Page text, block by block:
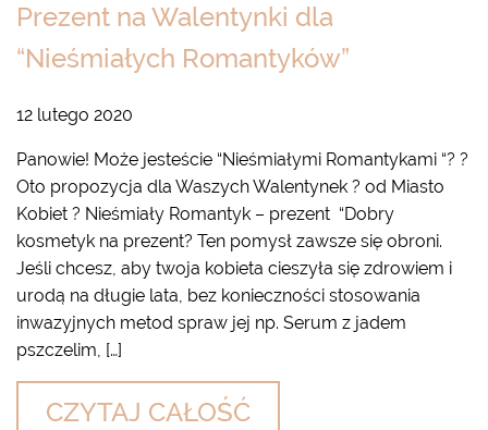
Prezent na Walentynki dla
“Nieśmiałych Romantyków”
12 lutego 2020
Panowie! Może jesteście “Nieśmiałymi Romantykami “? ?
Oto propozycja dla Waszych Walentynek ? od Miasto
Kobiet ? Nieśmiały Romantyk – prezent “Dobry
kosmetyk na prezent? Ten pomysł zawsze się obroni.
Jeśli chcesz, aby twoja kobieta cieszyła się zdrowiem i
urodą na długie lata, bez konieczności stosowania
inwazyjnych metod spraw jej np. Serum z jadem
pszczelim, […]
CZYTAJ CAŁOŚĆ